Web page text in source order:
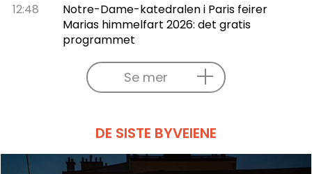
12:48
Notre-Dame-katedralen i Paris feirer
Marias himmelfart 2026: det gratis
programmet
Se mer
DE SISTE BYVEIENE